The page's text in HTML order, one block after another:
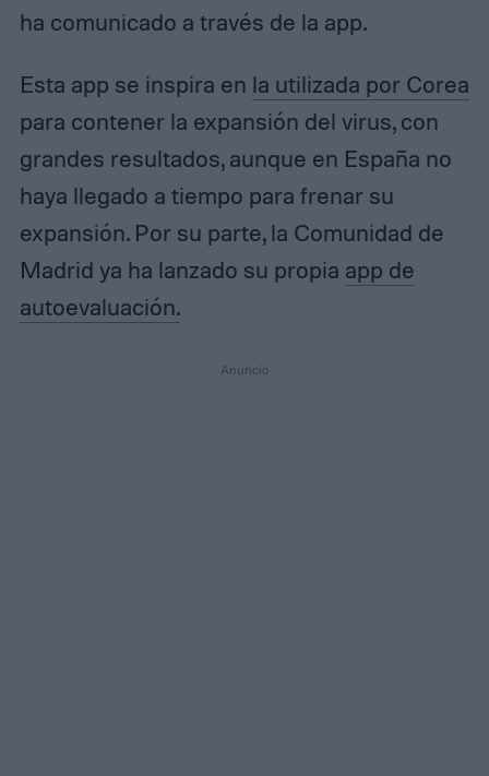
ha comunicado a través de la app.
Esta app se inspira en la utilizada por Corea
para contener la expansión del virus, con
grandes resultados, aunque en España no
haya llegado a tiempo para frenar su
expansión. Por su parte, la Comunidad de
Madrid ya ha lanzado su propia app de
autoevaluación.